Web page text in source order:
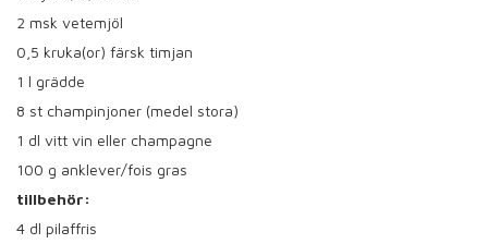
2 msk vetemjöl
0,5 kruka(or) färsk timjan
1 l grädde
8 st champinjoner (medel stora)
1 dl vitt vin eller champagne
100 g anklever/fois gras
tillbehör:
4 dl pilaffris